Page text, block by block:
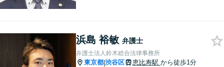
向けて、10年以上にわたる弁
護士活動から得た知識・経験
をフル活用して解決を目指し
浜島 裕敏 弁護士
弁護士法人鈴木総合法律事務所
東京都|渋谷区 恵比寿駅 から徒歩1分